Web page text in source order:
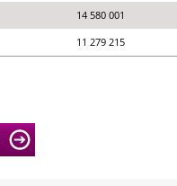
14 580 001
11 279 215